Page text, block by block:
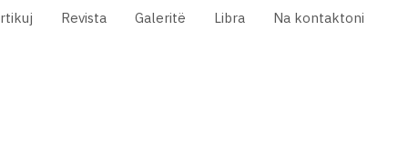
Revista Galeritë Libra Na kontaktoni